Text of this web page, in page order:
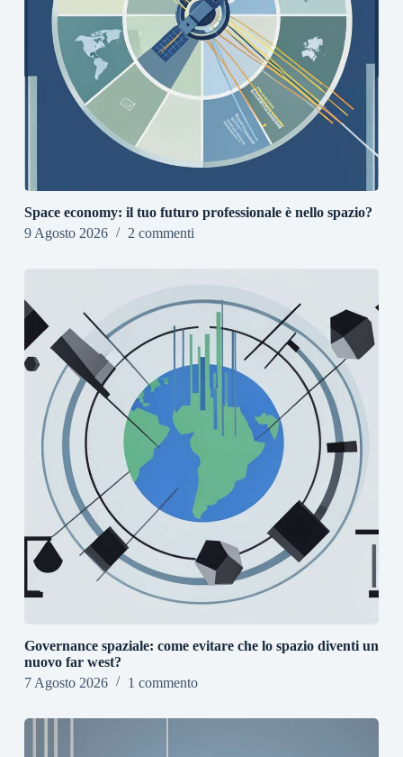
Space economy: il tuo futuro professionale è nello spazio?
9 Agosto 2026
2 commenti
Governance spaziale: come evitare che lo spazio diventi un
nuovo far west?
7 Agosto 2026
1 commento